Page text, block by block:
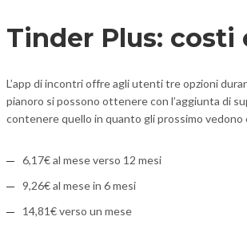
Tinder Plus: costi
L’app di incontri offre agli utenti tre opzioni
pianoro si possono ottenere con l’aggiunta di
contenere quello in quanto gli prossimo vedono
6,17€ al mese verso 12 mesi
9,26€ al mese in 6 mesi
14,81€ verso un mese